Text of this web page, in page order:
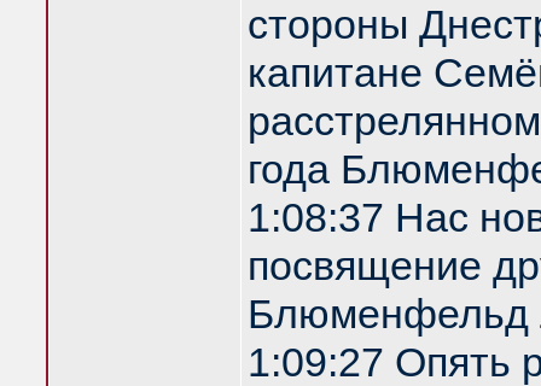
стороны
капитане
года
1:08:37 Нас
посвящение
Блюменфельд
1:09:27 Опять